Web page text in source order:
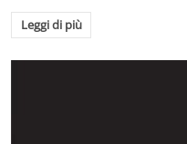
Leggi di più